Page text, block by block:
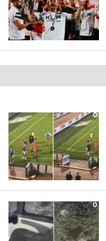
0
0